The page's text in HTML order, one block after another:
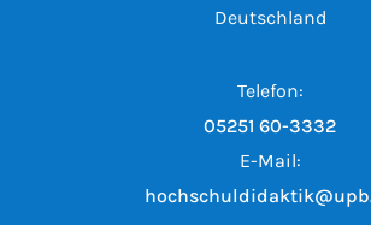
Deutschland
Telefon:
05251 60-3332
E-Mail: